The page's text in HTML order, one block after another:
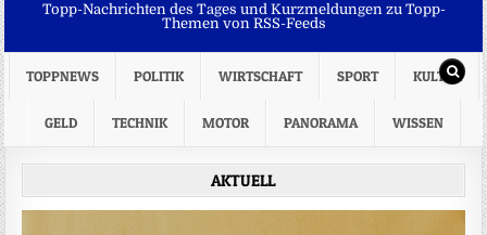
Topp-Nachrichten des Tages und Kurzmeldungen zu Topp-
Themen von RSS-Feeds
TOPPNEWS POLITIK WIRTSCHAFT SPORT KULTUR
GELD TECHNIK MOTOR PANORAMA WISSEN
AKTUELL